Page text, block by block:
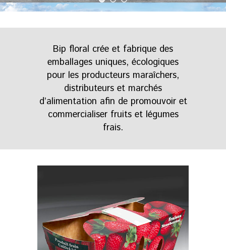
Bip floral crée et fabrique des
emballages uniques, écologiques
pour les producteurs maraîchers,
distributeurs et marchés
d’alimentation afin de promouvoir et
commercialiser fruits et légumes
frais.